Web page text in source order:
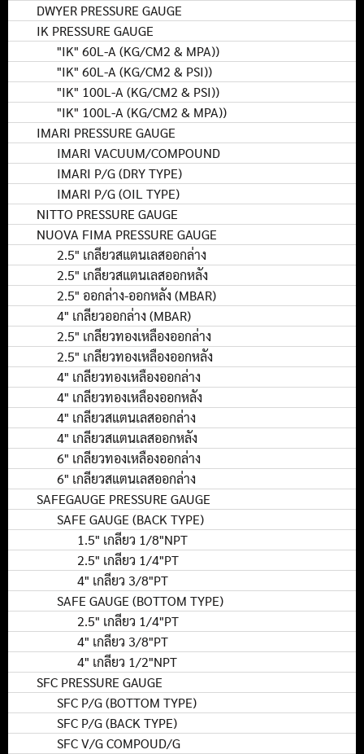
DWYER PRESSURE GAUGE
IK PRESSURE GAUGE
"IK" 60L-A (KG/CM2 & MPA))
"IK" 60L-A (KG/CM2 & PSI))
"IK" 100L-A (KG/CM2 & PSI))
"IK" 100L-A (KG/CM2 & MPA))
IMARI PRESSURE GAUGE
IMARI VACUUM/COMPOUND
IMARI P/G (DRY TYPE)
IMARI P/G (OIL TYPE)
NITTO PRESSURE GAUGE
NUOVA FIMA PRESSURE GAUGE
2.5" เกลียวสแตนเลสออกล่าง
2.5" เกลียวสแตนเลสออกหลัง
2.5" ออกล่าง-ออกหลัง (MBAR)
4" เกลียวออกล่าง (MBAR)
2.5" เกลียวทองเหลืองออกล่าง
2.5" เกลียวทองเหลืองออกหลัง
4" เกลียวทองเหลืองออกล่าง
4" เกลียวทองเหลืองออกหลัง
4" เกลียวสแตนเลสออกล่าง
4" เกลียวสแตนเลสออกหลัง
6" เกลียวทองเหลืองออกล่าง
6" เกลียวสแตนเลสออกล่าง
SAFEGAUGE PRESSURE GAUGE
SAFE GAUGE (BACK TYPE)
1.5" เกลียว 1/8"NPT
2.5" เกลียว 1/4"PT
4" เกลียว 3/8"PT
SAFE GAUGE (BOTTOM TYPE)
2.5" เกลียว 1/4"PT
4" เกลียว 3/8"PT
4" เกลียว 1/2"NPT
SFC PRESSURE GAUGE
SFC P/G (BOTTOM TYPE)
SFC P/G (BACK TYPE)
SFC V/G COMPOUD/G